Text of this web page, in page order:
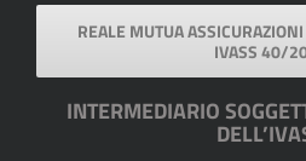
REALE MUTUA
IVASS 40/
INTERMEDIARIO